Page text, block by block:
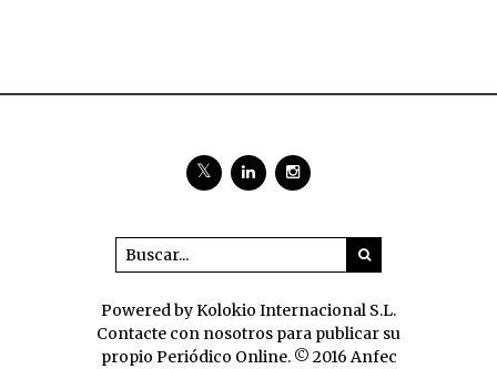
Powered by Kolokio Internacional S.L.
Contacte con nosotros para publicar su
propio Periódico Online. © 2016 Anfec